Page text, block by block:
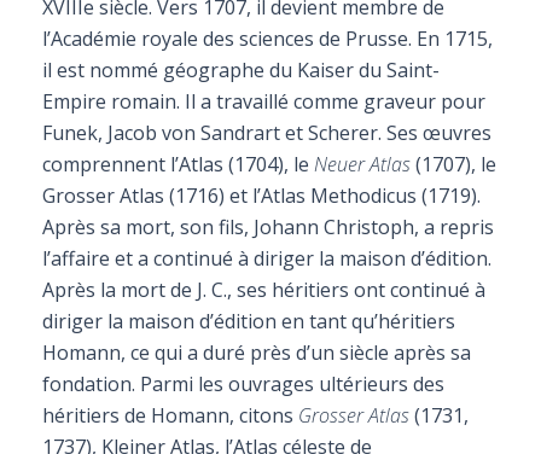
XVIIIe siècle. Vers 1707, il devient membre de
l’Académie royale des sciences de Prusse. En 1715,
il est nommé géographe du Kaiser du Saint-
Empire romain. Il a travaillé comme graveur pour
Funek, Jacob von Sandrart et Scherer. Ses œuvres
comprennent l’Atlas (1704), le Neuer Atlas(1707), le
Grosser Atlas (1716) et l’Atlas Methodicus (1719).
Après sa mort, son fils, Johann Christoph, a repris
l’affaire et a continué à diriger la maison d’édition.
Après la mort de J. C., ses héritiers ont continué à
diriger la maison d’édition en tant qu’héritiers
Homann, ce qui a duré près d’un siècle après sa
fondation. Parmi les ouvrages ultérieurs des
héritiers de Homann, citons Grosser Atlas(1731,
1737), Kleiner Atlas, l’Atlas céleste de